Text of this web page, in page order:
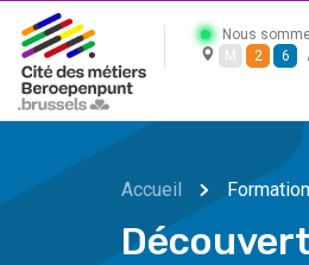
Nous
M
2 6
Accueil